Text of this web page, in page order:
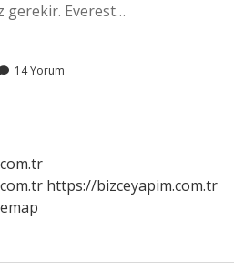
gerekir. Everest…
14 Yorum
https://bizceyapim.com.tr